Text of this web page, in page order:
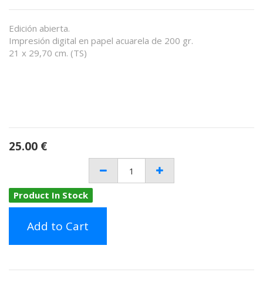
Edición abierta.
Impresión digital en papel acuarela de 200 gr.
21 x 29,70 cm. (TS)
25.00 €
Product In Stock
Add to Cart